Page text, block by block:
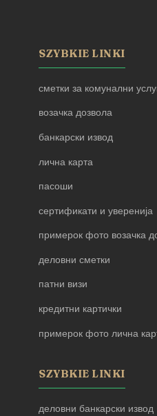
SZYBKIE LINKI
сметки за комунални
возачка дозвола
банкарски извод
лична карта
пасоши
сертификати и уверенија
примерок фото возачка
деловни сметки
патни визи
кредитни картички
примерок фото лична
SZYBKIE LINKI
деловни банкарски извод